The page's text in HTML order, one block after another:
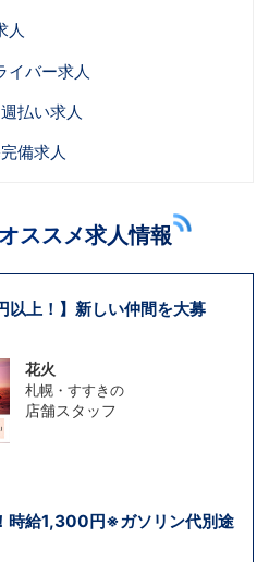
人
イバー求人
払い求人
備求人
ススメ求人情報
以上！】新しい仲間を大募
花火
札幌・すすきの
店舗スタッフ
時給1,300円※ガソリン代別途